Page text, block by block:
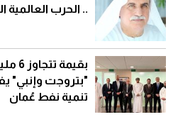
.. الحرب العالمية
"بتروجت وإنبي"
تنمية نفط عُمان